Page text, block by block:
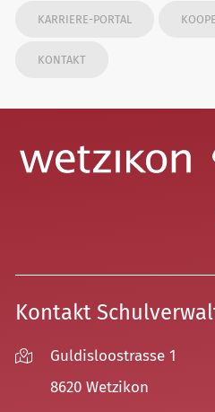
KARRIERE-PORTAL
KONTAKT
Kontakt
Guldisloostrasse 1
8620 Wetzikon